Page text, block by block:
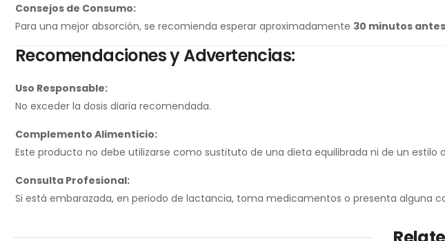
Consejos de Consumo:
Para una mejor absorción, se recomienda esperar aproximadamente 30 minutos
Recomendaciones y Advertencias:
Uso Responsable:
No exceder la dosis diaria recomendada.
Complemento Alimenticio:
Este producto no debe utilizarse como sustituto de una dieta equilibrada ni de un estilo
Consulta Profesional:
Si está embarazada, en periodo de lactancia, toma medicamentos o presenta alguna